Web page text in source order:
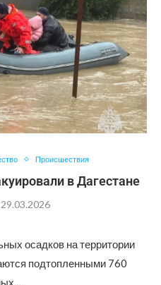
Происшествия
в Дагестане
29.03.2026
осадков на территории
подтопленными 760
…